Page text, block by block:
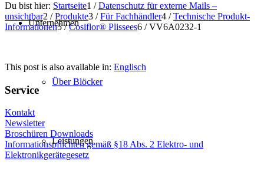
Unternehmen
Über Blöcker
Leistungen
Du bist hier: Startseite1 / Datenschutz für externe Mails –
unsichtbar2 / Produkte3 / Für Fachhändler4 / Technische Produkt-
Informationen5 / Cosiflor® Plissees6 / VV6A0232-1
This post is also available in: Englisch
Service
Kontakt
Newsletter
Broschüren Downloads
Informationspflichten gemäß §18 Abs. 2 Elektro- und
Elektronikgerätegesetz